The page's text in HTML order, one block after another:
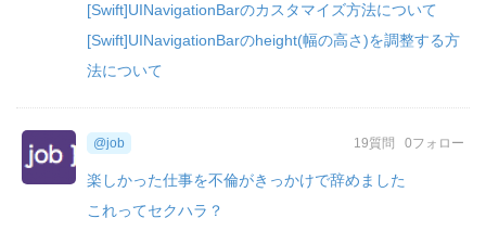
[Swift]UINavigationBarのカスタマイズ方法について
[Swift]UINavigationBarのheight(幅の高さ)を調整する方
法について
19質問 0フォロー
@job
楽しかった仕事を不倫がきっかけで辞めました
これってセクハラ？